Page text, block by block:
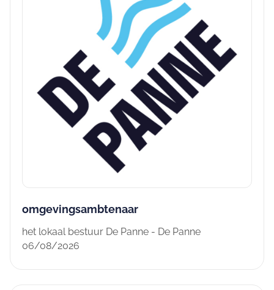
omgevingsambtenaar
het lokaal bestuur De Panne - De Panne
06/08/2026